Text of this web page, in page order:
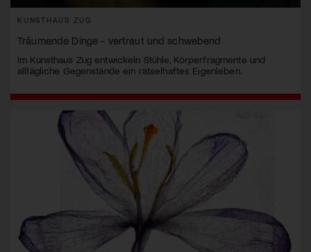
KUNSTHAUS ZUG
Träumende Dinge - vertraut und schwebend
Im Kunsthaus Zug entwickeln Stühle, Körperfragmente und
alltägliche Gegenstände ein rätselhaftes Eigenleben.